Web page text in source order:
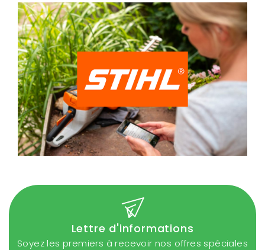
Lettre d'informations
Soyez les premiers à recevoir nos offres spéciales